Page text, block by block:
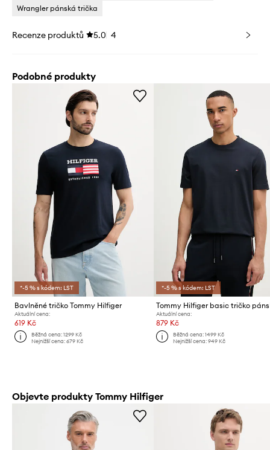
Wrangler pánská trička
Recenze produktů 5.0 4
Podobné produkty
*-5 % s kódem: LST
Bavlněné tričko Tommy Hilfiger
Aktuální cena:
619 Kč
Běžná cena:1299 Kč
Nejnižší cena:679 Kč
*-5 % s kódem: LST
Aktuální cena:
879 Kč
Běžná cena: 1499 Kč
Nejnižší cena: 949 Kč
Objevte produkty Tommy Hilfiger